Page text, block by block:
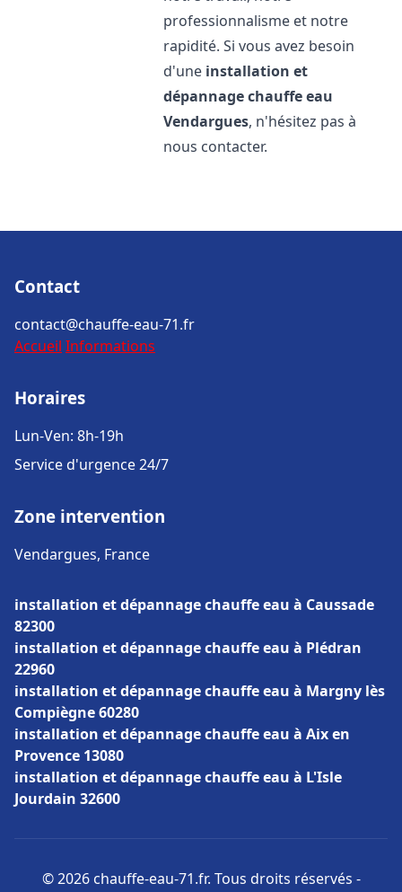
professionnalisme et notre
rapidité. Si vous avez besoin
d'une installation et
dépannage chauffe eau
Vendargues, n'hésitez pas à
nous contacter.
Contact
contact@chauffe-eau-71.fr
Accueil Informations
Horaires
Lun-Ven: 8h-19h
Service d'urgence 24/7
Zone intervention
Vendargues, France
installation et dépannage chauffe eau à Caussade
82300
installation et dépannage chauffe eau à Plédran
22960
installation et dépannage chauffe eau à Margny lès
Compiègne 60280
installation et dépannage chauffe eau à Aix en
Provence 13080
installation et dépannage chauffe eau à L'Isle
Jourdain 32600
© 2026 chauffe-eau-71.fr. Tous droits réservés -